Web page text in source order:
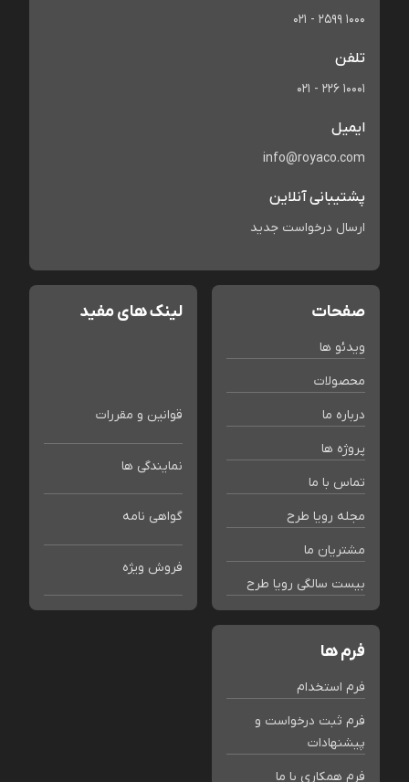
021 - 2599 1000
تلفن
021 - 226 10001
ایمیل
info@royaco.com
پشتیبانی آنلاین
ارسال درخواست جدید
صفحات
ویدئو ها
محصولات
درباره ما
پروژه ها
تماس با ما
مجله رویا طرح
مشتریان ما
بیست سالگی رویا طرح
لینک های مفید
قوانین و مقررات
نمایندگی ها
گواهی نامه
فروش ویژه
فرم ها
فرم استخدام
فرم ثبت درخواست و
پیشنهادات
فرم همکاری با ما